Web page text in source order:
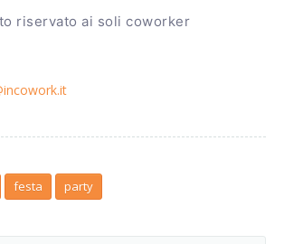
riservato ai soli coworker
festa party